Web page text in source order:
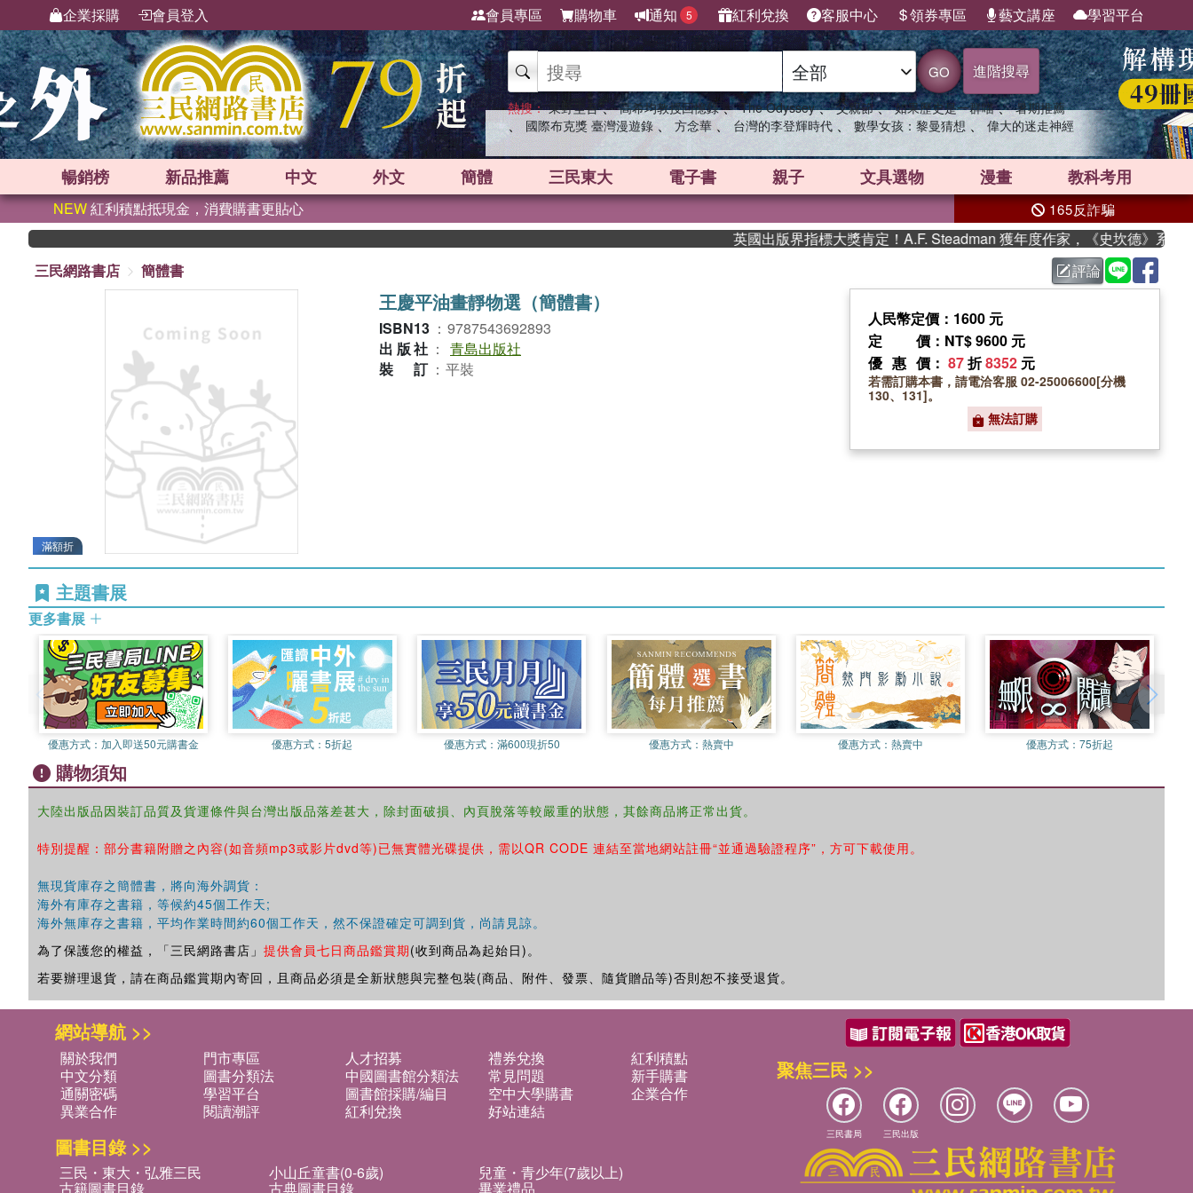
企業採購 會員登入 會員專區 購物車 通知 5 紅利兌換 客服中心 領券專區 藝文講座 學習平台
GO 進階搜尋
熱搜： 東野圭吾 、 高希均教授回憶錄 、 The Odyssey 、 父親節 、 如果歷史是一群喵 、 暑期推薦
、 國際布克獎 臺灣漫遊錄 、 方念華 、 台灣的李登輝時代 、 數學女孩：黎曼猜想 、 偉大的迷走神經
暢銷榜 新品推薦 中文 外文 簡體 三民東大 電子書 親子 文具選物 漫畫 教科考用
NEW紅利積點抵現金，消費購書更貼心 165反詐騙
英國出版界指標大獎肯定！A.F. Steadman 獲年度作家，《史坎德》系列帶
三民網路書店
簡體書 評論
滿額折
王慶平油畫靜物選（簡體書）
ISBN13 ： 9787543692893
出版社 ： 青島出版社
裝訂 ： 平裝
人民幣定價：1600 元
定價 ：NT$ 9600 元
優惠價 ： 87折8352 元
若需訂購本書，請電洽客服 02-25006600[分機
130、131]。
無法訂購
主題書展
更多書展
優惠方式： 加入即送50元購書金 優惠方式：5折起 優惠方式： 滿600現折50 優惠方式： 熱賣中 優惠方式： 熱賣中 優惠方式：75折起
購物須知
大陸出版品因裝訂品質及貨運條件與台灣出版品落差甚大，除封面破損、內頁脫落等較嚴重的狀態，其餘商品將正常出貨。
特別提醒：部分書籍附贈之內容(如音頻mp3或影片dvd等)已無實體光碟提供，需以QR CODE 連結至當地網站註冊“並通過驗證程序”，方可下載使用。
無現貨庫存之簡體書，將向海外調貨：
海外有庫存之書籍，等候約45個工作天;
海外無庫存之書籍，平均作業時間約60個工作天，然不保證確定可調到貨，尚請見諒。
為了保護您的權益，「三民網路書店」 提供會員七日商品鑑賞期(收到商品為起始日)。
若要辦理退貨，請在商品鑑賞期內寄回，且商品必須是全新狀態與完整包裝(商品、附件、發票、隨貨贈品等)否則恕不接受退貨。
網站導航 >>
關於我們 門市專區 人才招募 禮券兌換
紅利積點
中文分類
圖書分類法 中國圖書館分類法 常見問題
新手購書
通關密碼
學習平台 圖書館採購/編目 空中大學購書
企業合作
異業合作
閱讀潮評 紅利兌換 好站連結
圖書目錄 >>
三民・東大・弘雅三民 小山丘童書(0-6歲) 兒童・青少年(7歲以上)
古籍圖書目錄 古典圖書目錄 畢業禮品
聚焦三民 >>
三民書局 三民出版